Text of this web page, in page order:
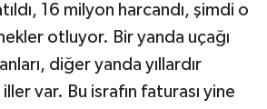
16 milyon harcandı, şimdi o
otluyor. Bir yanda uçağı
diğer yanda yıllardır
var. Bu israfın faturası yine